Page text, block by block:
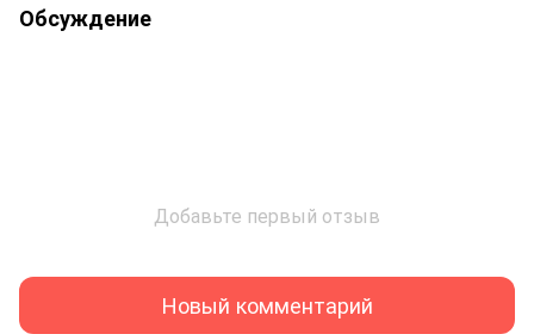
Обсуждение
Добавьте первый отзыв
Новый комментарий